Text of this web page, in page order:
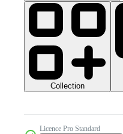
Collection
Licence Pro Standard